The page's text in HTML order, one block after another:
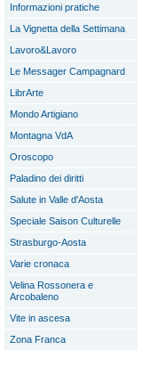
Informazioni pratiche
La Vignetta della Settimana
Lavoro&Lavoro
Le Messager Campagnard
LibrArte
Mondo Artigiano
Montagna VdA
Oroscopo
Paladino dei diritti
Salute in Valle d'Aosta
Speciale Saison Culturelle
Strasburgo-Aosta
Varie cronaca
Velina Rossonera e
Arcobaleno
Vite in ascesa
Zona Franca